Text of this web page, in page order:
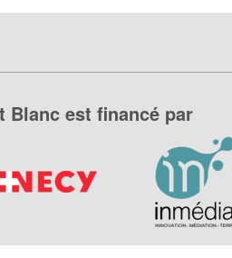
Blanc est financé par